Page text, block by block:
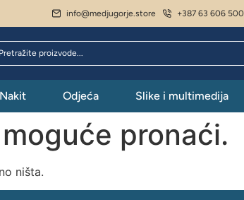
info@medjugorje.store +387 63 606 500
Nakit Odjeća Slike i multimedija
pronaći.
ništa.